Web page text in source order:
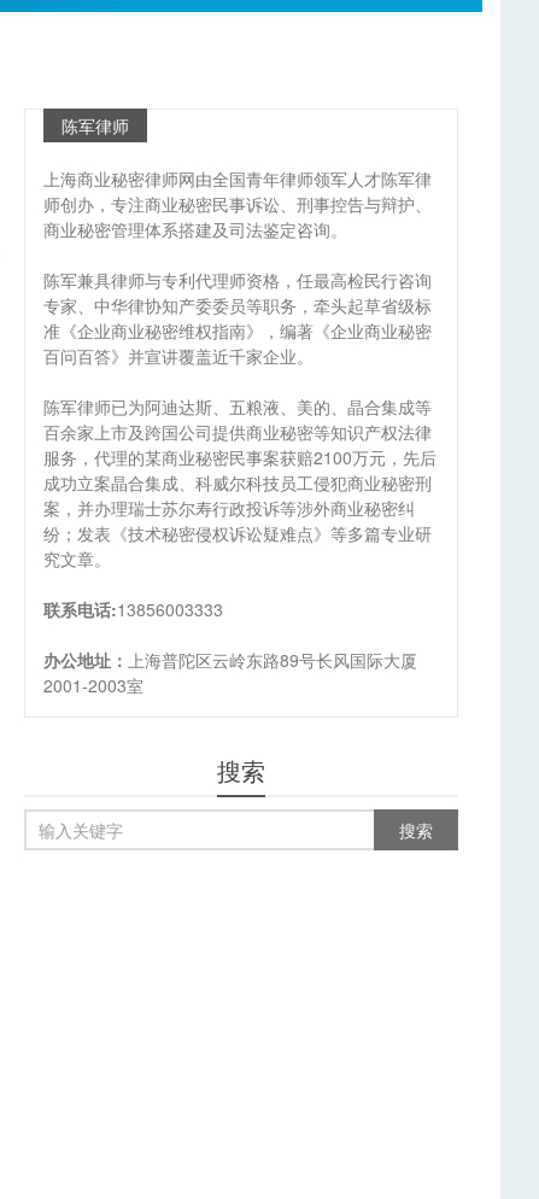
陈军律师
上海商业秘密律师网由全国青年律师领军人才陈军律
师创办，专注商业秘密民事诉讼、刑事控告与辩护、
商业秘密管理体系搭建及司法鉴定咨询。
陈军兼具律师与专利代理师资格，任最高检民行咨询
专家、中华律协知产委委员等职务，牵头起草省级标
准《企业商业秘密维权指南》，编著《企业商业秘密
百问百答》并宣讲覆盖近千家企业。
陈军律师已为阿迪达斯、五粮液、美的、晶合集成等
百余家上市及跨国公司提供商业秘密等知识产权法律
服务，代理的某商业秘密民事案获赔2100万元，先后
成功立案晶合集成、科威尔科技员工侵犯商业秘密刑
案，并办理瑞士苏尔寿行政投诉等涉外商业秘密纠
纷；发表《技术秘密侵权诉讼疑难点》等多篇专业研
究文章。
联系电话:13856003333
办公地址： 上海普陀区云岭东路89号长风国际大厦
2001-2003室
搜索